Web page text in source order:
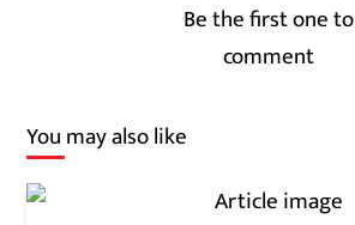
Be the first one to
comment
You may also like